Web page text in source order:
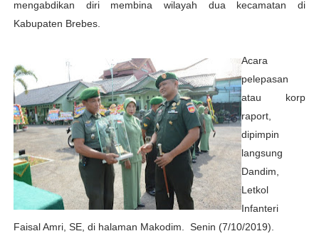
mengabdikan diri membina wilayah dua kecamatan di
Kabupaten Brebes.
Acara
pelepasan
atau korp
raport,
dipimpin
langsung
Dandim,
Letkol
Infanteri
Faisal Amri, SE, di halaman Makodim. Senin (7/10/2019).